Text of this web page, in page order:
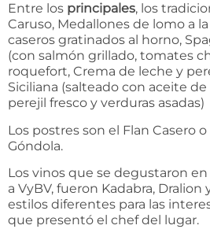
Entre los principales, los
Caruso, Medallones de lomo a
caseros gratinados al horno,
(con salmón grillado, tomates
roquefort, Crema de leche y
Siciliana (salteado con aceite de
perejil fresco y verduras asadas)
Los postres son el Flan Casero
Góndola.
Los vinos que se degustaron
a VyBV, fueron Kadabra, Dralion
estilos diferentes para las
que presentó el chef del lugar.